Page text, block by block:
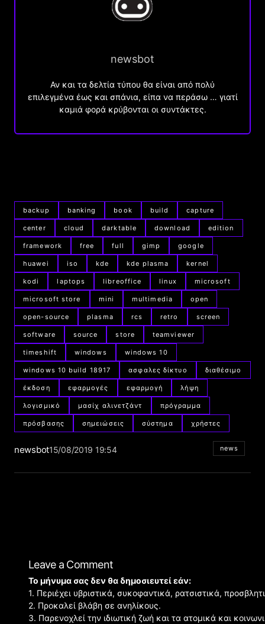
newsbot
Αν και τα δελτία τύπου θα είναι από πολύ
επιλεγμένα έως και σπάνια, είπα να περάσω … γιατί
καμιά φορά κρύβονται οι συντάκτες.
backup banking book build capture
center cloud darktable download edition
framework free full gimp google
huawei iso kde kde plasma kernel
kodi laptops libreoffice linux microsoft
microsoft store mini multimedia open
open-source plasma rcs retro screen
software source store teamviewer
timeshift windows windows 10
windows 10 build 18917 ασφαλες δίκτυο διαθέσιμο
έκδοση εφαρμογές εφαρμογή λήψη
λογισμικό μασίχ αλινετζάντ πρόγραμμα
πρόσβασης σημειώσεις σύστημα χρήστες
newsbot15/08/2019 19:54 news
Leave a Comment
Το μήνυμα σας δεν θα δημοσιευτεί εάν:
1. Περιέχει υβριστικά, συκοφαντικά, ρατσιστικά,
2. Προκαλεί βλάβη σε ανηλίκους.
3. Παρενοχλεί την ιδιωτική ζωή και τα ατομικά και